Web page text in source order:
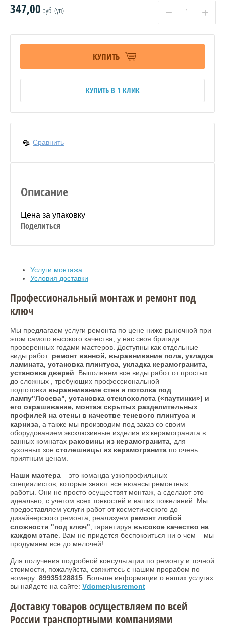
347,00 руб. (уп) − +
КУПИТЬ
КУПИТЬ В 1 КЛИК
Сравнить
Описание
Цена за упаковку
Поделиться
Услуги монтажа
Условия доставки
Профессиональный монтаж и ремонт под
ключ
Мы предлагаем услуги ремонта по цене ниже рыночной при
этом самого высокого качества, у нас своя бригада
проверенных годами мастеров. Доступны как отдельные
виды работ: ремонт ванной, выравнивание пола, укладка
ламината, установка плинтуса, укладка керамогранита,
установка дверей. Выполняем все виды работ от простых
до сложных , требующих профессиональной
подготовки выравнивание стен и потолка под
лампу"Лосева", установка стеклохолста («паутинки») и
его окрашивание, монтаж скрытых разделительных
профилей на стены в качестве теневого плинтуса и
карниза, а также мы производим под заказ со своим
оборудованием эксклюзивные изделия из керамогранита в
ванных комнатах раковины из керамогранита, для
кухонных зон столешницы из керамогранита по очень
приятным ценам.
Наши мастера – это команда узкопрофильных
специалистов, которые знают все нюансы ремонтных
работы. Они не просто осуществят монтаж, а сделают это
идеально, с учетом всех тонкостей и ваших пожеланий. Мы
предоставляем услуги работ от косметического до
дизайнерского ремонта, реализуем ремонт любой
сложности "под ключ", гарантируя высокое качество на
каждом этапе. Вам не придется беспокоиться ни о чем – мы
продумаем все до мелочей!
Для получения подробной консультации по ремонту и точной
стоимости, пожалуйста, свяжитесь с нашим прорабом по
номеру: 89935128815. Больше информации о наших услугах
вы найдете на сайте: Vdomeplusremont
Доставку товаров осуществляем по всей
России транспортными компаниями